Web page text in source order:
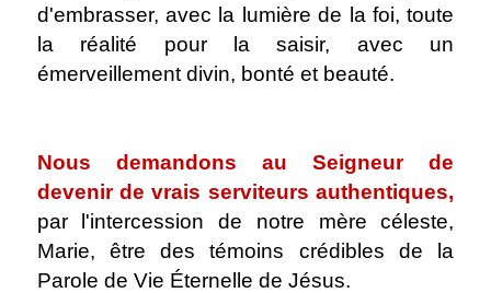
d'embrasser, avec la lumière de la foi, toute
la réalité pour la saisir, avec un
émerveillement divin, bonté et beauté.
Nous demandons au Seigneur de
devenir de vrais serviteurs authentiques,
par l'intercession de notre mère céleste,
Marie, être des témoins crédibles de la
Parole de Vie Éternelle de Jésus.